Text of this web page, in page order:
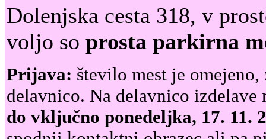
Dolenjska cesta 318, v
voljo so prosta parkirna
Prijava: število mest je
delavnico. Na delavnico
do vključno ponedeljka, 17. 11.